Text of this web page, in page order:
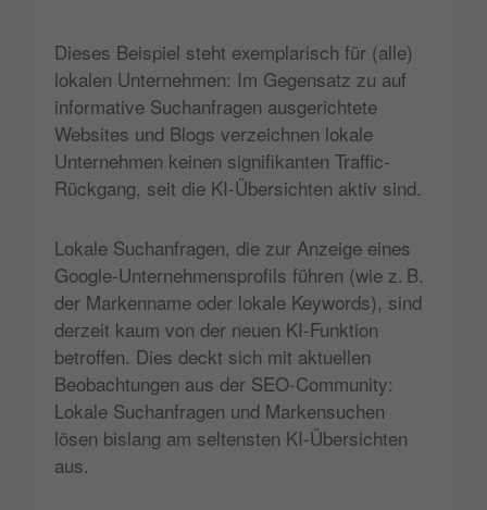
Dieses Beispiel steht exemplarisch für (alle)
lokalen Unternehmen: Im Gegensatz zu auf
informative Suchanfragen ausgerichtete
Websites und Blogs verzeichnen lokale
Unternehmen keinen signifikanten Traffic-
Rückgang, seit die KI-Übersichten aktiv sind.
Lokale Suchanfragen, die zur Anzeige eines
Google-Unternehmensprofils führen (wie z. B.
der Markenname oder lokale Keywords), sind
derzeit kaum von der neuen KI-Funktion
betroffen. Dies deckt sich mit aktuellen
Beobachtungen aus der SEO-Community:
Lokale Suchanfragen und Markensuchen
lösen bislang am seltensten KI-Übersichten
aus​.